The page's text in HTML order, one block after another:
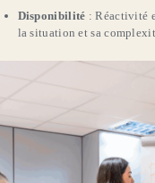
Disponibilité : Réactivité
la situation et sa